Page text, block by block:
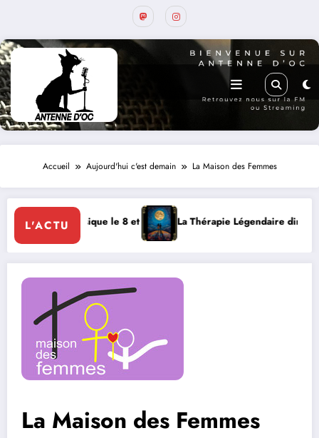
Accueil Aujourd'hui c'est demain La Maison des Femmes
L'ACTU
le 8 et 9 août La Thérapie Légendaire dimanche 9 à Prayssac
La Maison des Femmes